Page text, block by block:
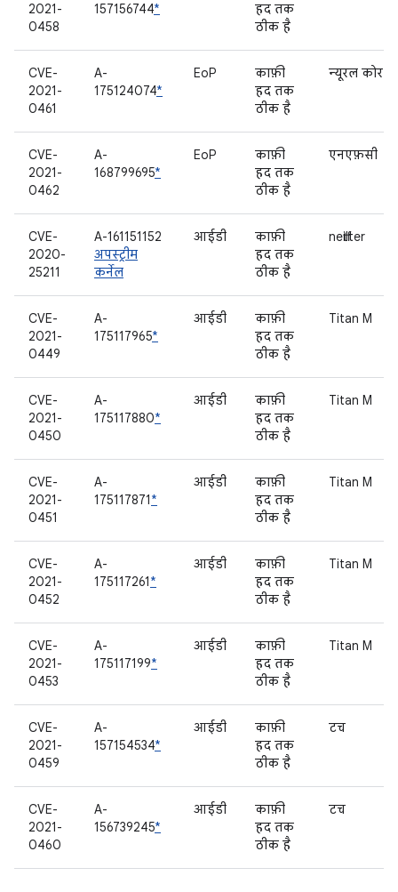
2021-
0458
157156744*
हद तक
ठीक है
CVE-
2021-
0461
A-
175124074*
EoP
काफ़ी
हद तक
ठीक है
न्यूरल कोर
CVE-
2021-
0462
A-
168799695*
EoP
काफ़ी
हद तक
ठीक है
एनएफ़सी
CVE-
2020-
25211
A-161151152
अपस्ट्रीम
कर्नेल
आईडी
काफ़ी
हद तक
ठीक है
netfilter
CVE-
2021-
0449
A-
175117965*
आईडी
काफ़ी
हद तक
ठीक है
Titan M
CVE-
2021-
0450
A-
175117880*
आईडी
काफ़ी
हद तक
ठीक है
Titan M
CVE-
2021-
0451
A-
175117871*
आईडी
काफ़ी
हद तक
ठीक है
Titan M
CVE-
2021-
0452
A-
175117261*
आईडी
काफ़ी
हद तक
ठीक है
Titan M
CVE-
2021-
0453
A-
175117199*
आईडी
काफ़ी
हद तक
ठीक है
Titan M
CVE-
2021-
0459
A-
157154534*
आईडी
काफ़ी
हद तक
ठीक है
टच
CVE-
2021-
0460
A-
156739245*
आईडी
काफ़ी
हद तक
ठीक है
टच